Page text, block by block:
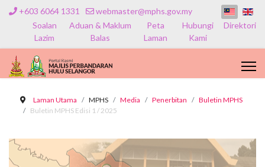
+603 6064 1331
webmaster@mphs.gov.my
Soalan
Lazim
Aduan & Maklum
Balas
Peta
Laman
Hubungi
Kami
Direktori
Laman Utama MPHS Media Penerbitan
Buletin MPHS
Buletin MPHS Edisi 1 / 2025